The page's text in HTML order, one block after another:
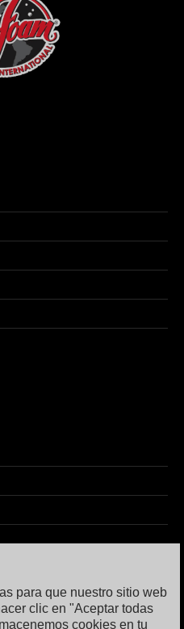
para que nuestro sitio web
clic en "Aceptar todas
cookies en tu